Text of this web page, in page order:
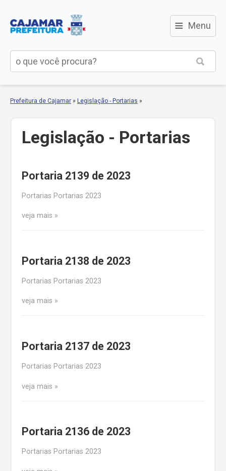
≡ Menu
Prefeitura de Cajamar » Legislação - Portarias »
Legislação - Portarias
Portaria 2139 de 2023
Portarias Portarias 2023
veja mais
Portaria 2138 de 2023
Portarias Portarias 2023
veja mais
Portaria 2137 de 2023
Portarias Portarias 2023
veja mais
Portaria 2136 de 2023
Portarias Portarias 2023